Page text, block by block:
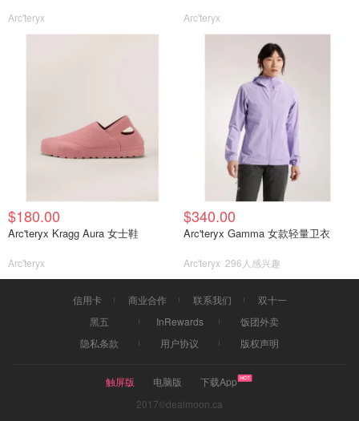
Arc'teryx Arc'teryx
$180.00
Arc'teryx Kragg Aura 女士鞋
Arc'teryx
$340.00
Arc'teryx Gamma 女款轻量卫衣
Arc'teryx 296人感兴趣
信用卡 商业合作 联系我们
双十一
黑五
InRewards
饭团外卖
隐私条款
用户协议 版权声明
触屏版 电脑版
下载App
2017©dealmoon.ca